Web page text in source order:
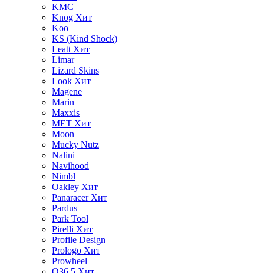
KMC
Knog Хит
Koo
KS (Kind Shock)
Leatt Хит
Limar
Lizard Skins
Look Хит
Magene
Marin
Maxxis
MET Хит
Moon
Mucky Nutz
Nalini
Navihood
Nimbl
Oakley Хит
Panaracer Хит
Pardus
Park Tool
Pirelli Хит
Profile Design
Prologo Хит
Prowheel